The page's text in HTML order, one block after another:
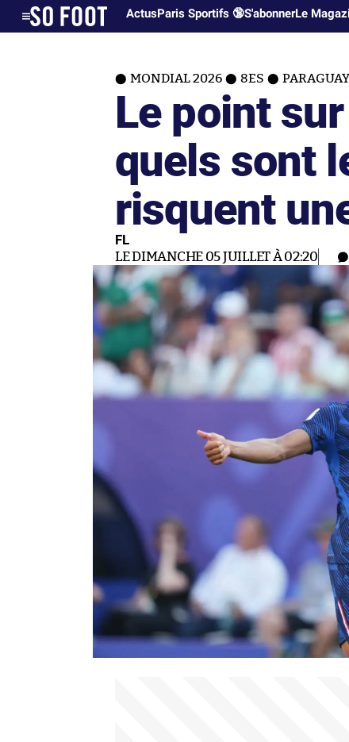
ActusParis Sportifs 🔞S'abonnerLe
MONDIAL 2026 8ES
Le point
quels sont
risquent
FL
LE DIMANCHE 05 JUILLET À 02:20